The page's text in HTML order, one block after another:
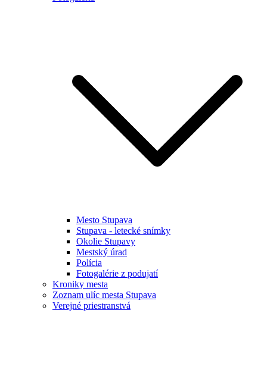
Mesto Stupava
Stupava - letecké snímky
Okolie Stupavy
Mestský úrad
Polícia
Fotogalérie z podujatí
Kroniky mesta
Zoznam ulíc mesta Stupava
Verejné priestranstvá